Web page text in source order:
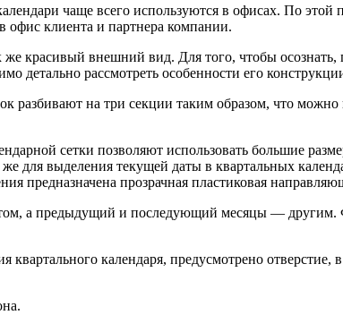
чаще всего используются в офисах. По
офис клиента и партнера компании.
же красивый внешний вид. Для того, чтобы
детально рассмотреть особенности его
разбивают на три секции таким образом, что можно
сетки позволяют использовать большие
для выделения текущей даты в квартальных
предназначена прозрачная пластиковая
а предыдущий и последующий месяцы — другим.
календаря, предусмотрено отверстие, в